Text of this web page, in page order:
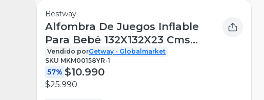
Bestway
Alfombra De Juegos Inflable
Para Bebé 132X132X23 Cms
Bestway
Vendido porGetway - Globalmarket
SKU MKM00158YR-1
57% $10.990
$25.990